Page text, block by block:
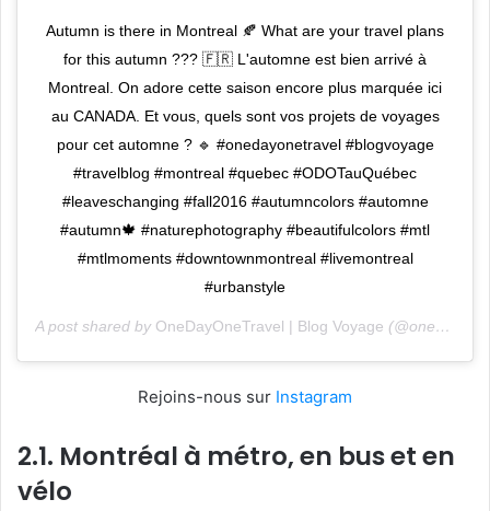
Autumn is there in Montreal 🍂 What are your travel plans
for this autumn ??? 🇫🇷 L'automne est bien arrivé à
Montreal. On adore cette saison encore plus marquée ici
au CANADA. Et vous, quels sont vos projets de voyages
pour cet automne ? 🔹 #onedayonetravel #blogvoyage
#travelblog #montreal #quebec #ODOTauQuébec
#leaveschanging #fall2016 #autumncolors #automne
#autumn🍁 #naturephotography #beautifulcolors #mtl
#mtlmoments #downtownmontreal #livemontreal
#urbanstyle
A post shared by OneDayOneTravel | Blog Voyage (@onedayonetravel) on
Rejoins-nous sur Instagram
2.1. Montréal à métro, en bus et en
vélo